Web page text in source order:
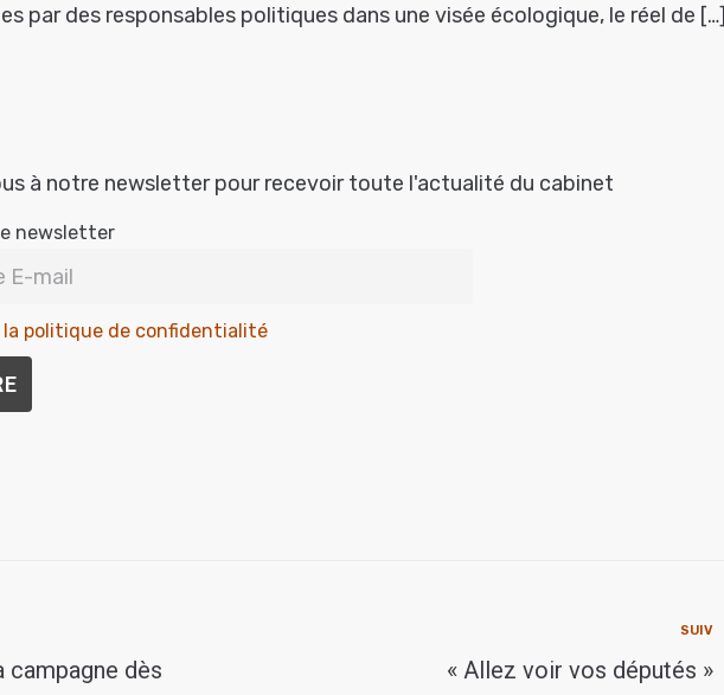
par des responsables politiques dans une visée écologique, le réel de […]
à notre newsletter pour recevoir toute l'actualité du cabinet
newsletter
politique de confidentialité
campagne dès
SUIV
« Allez voir vos députés »